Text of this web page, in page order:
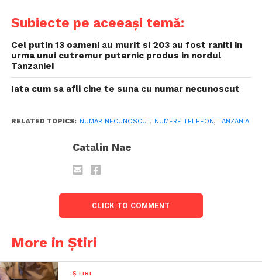
Subiecte pe aceeași temă:
Cel putin 13 oameni au murit si 203 au fost raniti in
urma unui cutremur puternic produs in nordul
Tanzaniei
Iata cum sa afli cine te suna cu numar necunoscut
RELATED TOPICS: NUMAR NECUNOSCUT, NUMERE TELEFON, TANZANIA
Catalin Nae
CLICK TO COMMENT
More in Știri
ȘTIRI